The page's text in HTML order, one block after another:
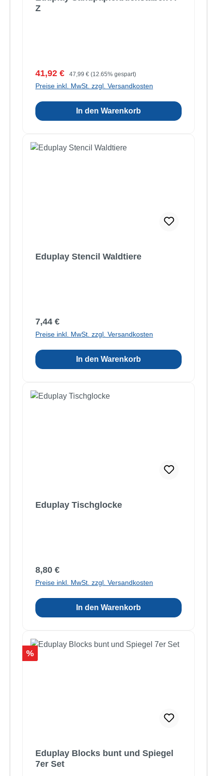
Z
Verkaufspreis:
41,92 € Regulärer Preis:
47,99 € (12.65% gespart)
Preise inkl. MwSt. zzgl. Versandkosten
In den Warenkorb
Eduplay Stencil Waldtiere
Regulärer Preis:
7,44 €
Preise inkl. MwSt. zzgl. Versandkosten
In den Warenkorb
Eduplay Tischglocke
Regulärer Preis:
8,80 €
Preise inkl. MwSt. zzgl. Versandkosten
In den Warenkorb
Rabatt
%
Eduplay Blocks bunt und Spiegel
7er Set